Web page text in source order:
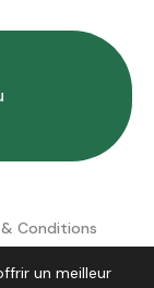
Conditions
un meilleur